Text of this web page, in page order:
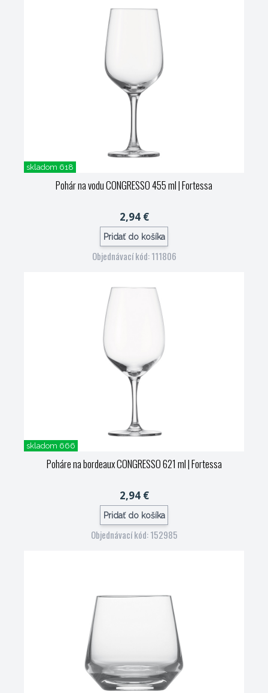
skladom 618
Pohár na vodu CONGRESSO 455 ml| Fortessa
2,94 €
Pridať do košíka
Objednávací kód: 111806
skladom 666
Poháre na bordeaux CONGRESSO 621 ml| Fortessa
2,94 €
Pridať do košíka
Objednávací kód: 152985